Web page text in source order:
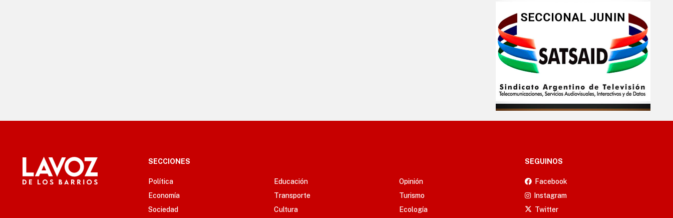
SECCIONES
Política
Economía
Sociedad
Educación
Transporte
Cultura
Opinión
Turismo
Ecología
SEGUINOS
Facebook
Instagram
Twitter